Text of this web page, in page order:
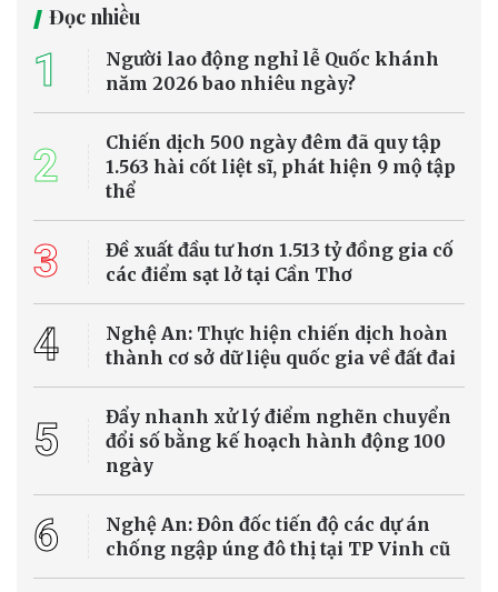
2026 (Kujira), gây gió mạnh, sóng lớn ở khu vực Bắc Biển Đông
đó, mưa lớn kéo dài khiến nhiều tỉnh Bắc Bộ đối mặt nguy cơ lũ
quét, sạt lở đất và sụt lún.
Biến đổi khí hậu
Thông cáo báo chí số 02, Kỳ họp không
Thứ Ba, ngày 04/8/2026, Kỳ họp không thường lệ thứ Nhất, Quốc